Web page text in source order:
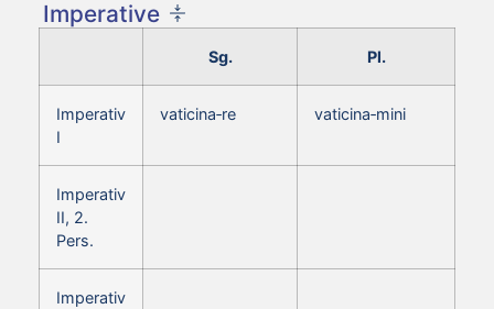
Imperative
Sg. Pl.
Imperativ
I
vaticina‑re vaticina‑mini
Imperativ
II, 2.
Pers.
Imperativ